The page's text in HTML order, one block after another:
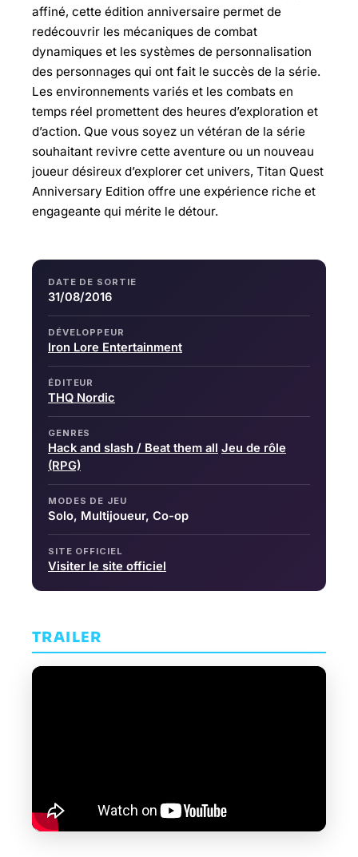
affiné, cette édition anniversaire permet de
redécouvrir les mécaniques de combat
dynamiques et les systèmes de personnalisation
des personnages qui ont fait le succès de la série.
Les environnements variés et les combats en
temps réel promettent des heures d’exploration et
d’action. Que vous soyez un vétéran de la série
souhaitant revivre cette aventure ou un nouveau
joueur désireux d’explorer cet univers, Titan Quest
Anniversary Edition offre une expérience riche et
engageante qui mérite le détour.
DATE DE SORTIE
31/08/2016
DÉVELOPPEUR
Iron Lore Entertainment
ÉDITEUR
THQ Nordic
GENRES
Hack and slash / Beat them all Jeu de rôle
(RPG)
MODES DE JEU
Solo, Multijoueur, Co-op
SITE OFFICIEL
Visiter le site officiel
TRAILER